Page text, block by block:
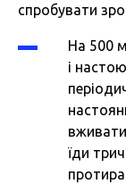
спробувати
На 500
і
їди